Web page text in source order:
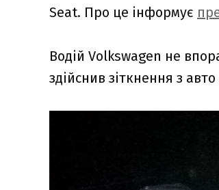
Seat. Про це інформує
Водій Volkswagen не
здійснив зіткнення з